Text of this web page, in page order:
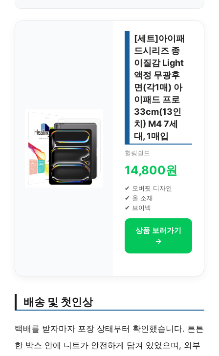
[세트]아이패
드시리즈 종
이질감 Light
액정 무광후
면(각1매) 아
이패드 프로
33cm(13인
치) M4 7세
대, 1매입
힐링쉴드
14,800원
✔ 오버핏 디자인
✔ 울 소재
✔ 브이넥
상품 보러가기
→
배송 및 첫인상
택배를 받자마자 포장 상태부터 확인했습니다. 튼튼
한 박스 안에 니트가 안전하게 담겨 있었으며, 외부